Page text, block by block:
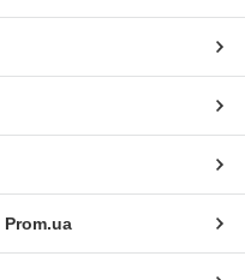
Prom.ua